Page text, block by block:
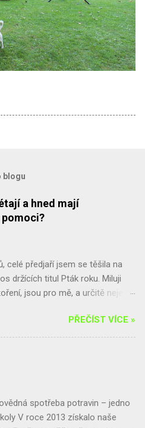
blogu
a hned mají
celé předjaří jsem se těšila na
držících titul Pták roku. Miluji
jsou pro mě, a určitě nejen
se na jiřičky těší. Někoho trápí
které po jiřičkách zůstávají, někdo
jinde by sice jiřičky chtěli, ale při
máte-li s nimi problémy, zkuste je
našimi návody. Právě v rámci
PŘEČÍST VÍCE »
spotřeba potravin – jedno
V roce 2013 získalo naše